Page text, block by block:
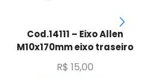
Cod.14111 – Eixo Allen
M10x170mm eixo traseiro
R$ 15,00